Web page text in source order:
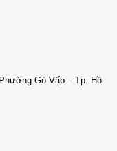
Gò Vấp – Tp. Hồ